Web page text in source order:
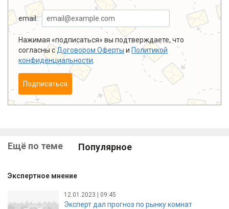
email:
Нажимая «подписаться» вы подтверждаете, что
согласны сДоговором Оферты и Политикой
конфиденциальности
Подписаться
Ещё по теме Популярное
Экспертное мнение
12.01.2023 | 09:45
Эксперт дал прогноз по рынку комнат